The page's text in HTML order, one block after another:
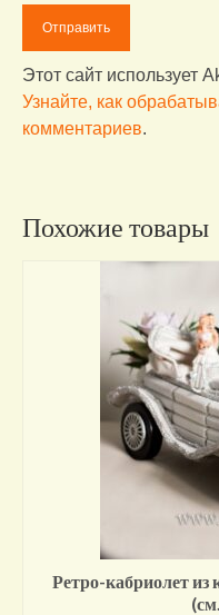
Этот сайт использует
Узнайте, как
комментариев.
Похожие товары
Ретро-кабриолет